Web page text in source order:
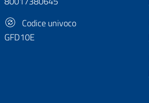
Codice univoco
GFD10E